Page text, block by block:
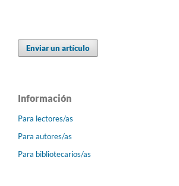
Enviar un artículo
Información
Para lectores/as
Para autores/as
Para bibliotecarios/as